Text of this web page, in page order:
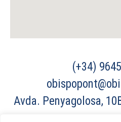
(+34)
Avda. Penyagolosa,